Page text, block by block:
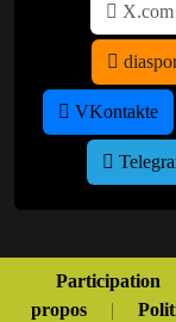
X.com
VKontakte
Participation
propos
|